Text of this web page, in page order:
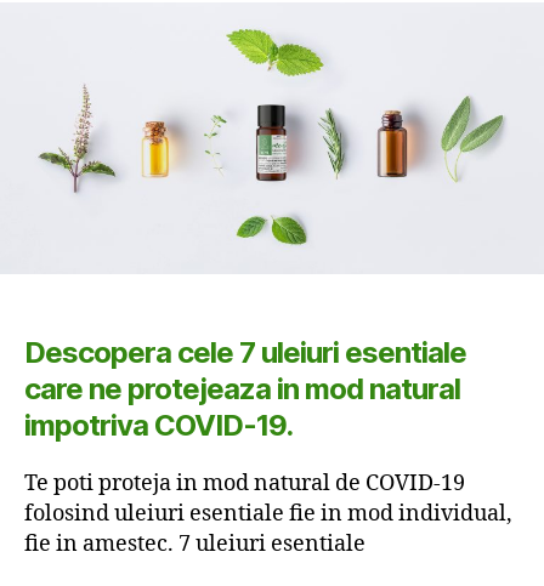
Descopera cele 7 uleiuri esentiale
care ne protejeaza in mod natural
impotriva COVID-19.
Te poti proteja in mod natural de COVID-19
folosind uleiuri esentiale fie in mod individual,
fie in amestec. 7 uleiuri esentiale